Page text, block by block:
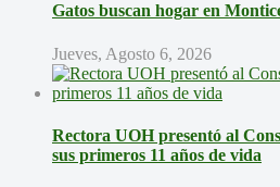
Gatos buscan hogar en
Jueves, Agosto 6, 2026
Rectora UOH presentó al
sus primeros 11 años de vida